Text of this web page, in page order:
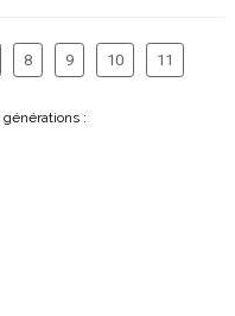
8 9 10 11
: